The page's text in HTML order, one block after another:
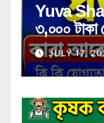
Yuva
৩,০০০ টাকা
সার্টিফিকেট!
জানুন
JULY 17,